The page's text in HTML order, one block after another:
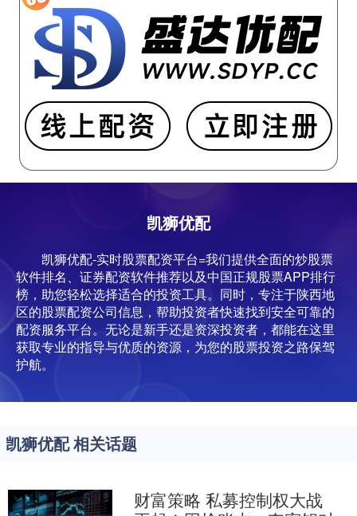
凯狮优配
凯狮优配-实时股票配资平台=我们提供全面的炒股票
软件排名、证券配资软件推荐以及中国正规股票APP排行
榜，助您轻松选择适合的投资工具。同时，专注于陕西地
区的股票配资公司信息，帮助投资者快速找到安全可靠的
配资服务平台。无论是新手还是资深投资者，都能在这里
获取专业的指导与优质的资源，为您的股票投资之路保驾
护航。
凯狮优配 相关话题
财富策略 私募控制权大战